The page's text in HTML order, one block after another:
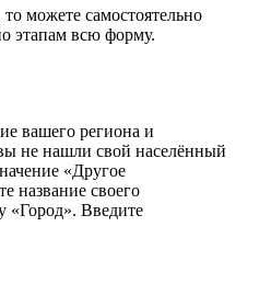
можете самостоятельно
этапам всю форму.
вашего региона и
не нашли свой населённый
«Другое
название своего
«Город». Введите